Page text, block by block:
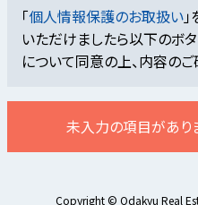
「個人情報保護のお取扱い
いただけましたら以下のボ
について同意の上、内容のご
未入力の項目があり
Copyright © Odakyu Real